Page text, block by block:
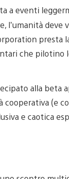
a eventi
l’umanità
presta
che pilotino
alla beta
(e
e caotica